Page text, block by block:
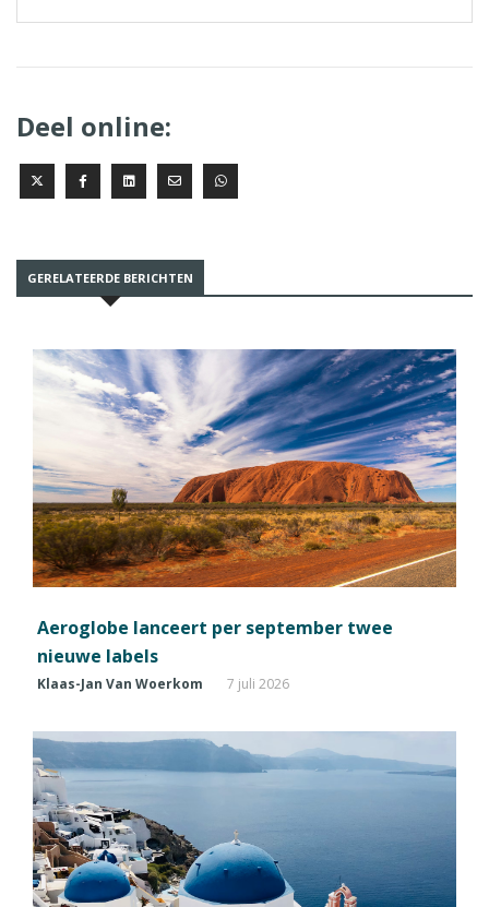
Deel online:
GERELATEERDE BERICHTEN
Aeroglobe lanceert per september twee
nieuwe labels
Klaas-Jan Van Woerkom 7 juli 2026